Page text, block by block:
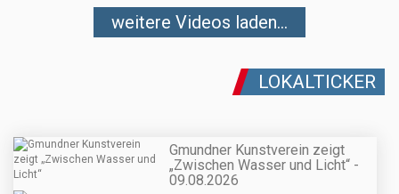
weitere Videos laden...
LOKALTICKER
Gmundner Kunstverein zeigt
„Zwischen Wasser und Licht“ -
09.08.2026